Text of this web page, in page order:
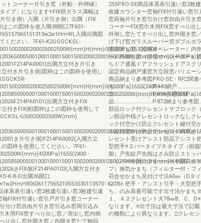
トコーナー片引き窓（外動・外押縁）
イプ」になります※FIX部ガラス溝幅は
引き側）入隅（片引き側）出隅（FIX
この図枠を使入隅38開口7F651-
入隅出隅図
ください。7F61-K2GSGCKSL-
・
出隅方立付き片引き
付き片引き側)図枠はこの図枠を使用し
・
出隅方立付きFIX
付きFIX側)図枠はこの図枠を使用して
G50020002500W(mm)
き片引き側)F214PA0002(入隅方立
図枠を使用してください。7F61-
・
きFIX側)F214PA0102(入隅方立付き
K-B-D出隅36開口
体系表引違い窓2枚建引違い窓3枚建引違
袖FIX付引違い窓引戸片引き窓コーナー
分け窓自由片引き窓引込み窓両引込み
木用FIX窓すべり出し窓／突出し窓内倒
り出し窓外開き窓／内開き窓たて軸回
255PRO-SE商品体系表引違い窓2枚
枚建カウンター窓袖FIX付引違い窓
窓両袖片引き窓引分け窓自由片引き
コーナーFIX窓巾木用FIX窓すべり出
外倒し窓たてすべり出し窓外開き窓
げ下げ窓ガラスルーバー窓ダブルガ
窓突出し窓（排煙オペレーター）内
ー）外倒し窓（排煙オペレーター）
ちドア通風ドアフラッシュドアスク
認定商品網戸連窓方立段窓バリエー
商品納まり参考図PRO-SE・RF□関
ち……………………………P.440網戸
立……………………………P.836共通部材
品……………………………P.872納まり参考
部品ロック付クレセントサブロック
ン部品中桟クレセントロックなしク
ック付空かけ防止クレセント鍵付空
ル錠付空かけ防止クレセント内蔵ク
レセント受けアシスト部品アシスト
型把手※２バータイプＲタイプ（樹
製）戸先錠戸先指はさみ防止ストッ
トッパー小開口ストッパー小開口ス
プ）換気かまち（フィルター付・フ
召合せかまち見付け寸法60㎜（Dタ
シスト把手・アシスト引手・大型把
ち」のみ装着可能です出寸法かまち
１、Ａ２クレセント大78㎜B、C、
なります。※出寸法は最大寸法で記
の種類により異なります。□クレセ